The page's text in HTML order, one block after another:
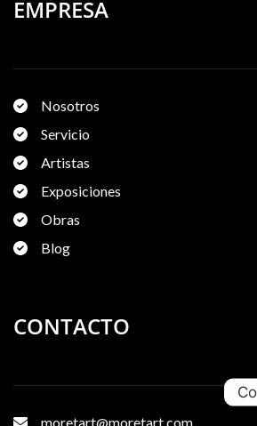
EMPRESA
Nosotros
Servicio
Artistas
Exposiciones
Obras
Blog
CONTACTO
moretart@moretart.com